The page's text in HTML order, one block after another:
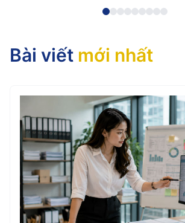
Bài viết mới nhất